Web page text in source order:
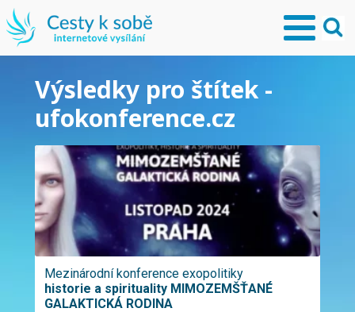
Výsledky pro štítek -
ufokonference.cz
Mezinárodní konference exopolitiky
historie a spirituality MIMOZEMŠŤANÉ
GALAKTICKÁ RODINA